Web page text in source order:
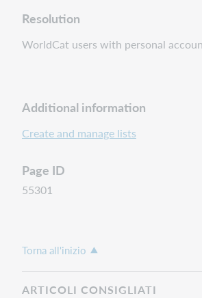
Resolution
WorldCat users with personal
Additional information
Create and manage lists
Page ID
55301
Torna all'inizio
ARTICOLI CONSIGLIATI